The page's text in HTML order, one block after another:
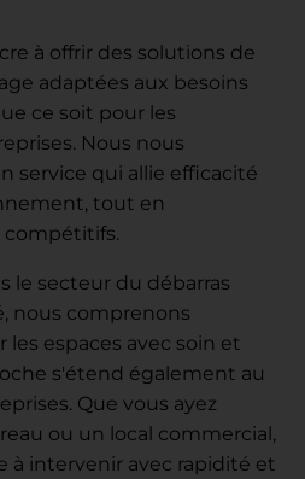
à offrir des solutions de
adaptées aux besoins
ce soit pour les
Nous nous
service qui allie efficacité
tout en
compétitifs.
le secteur du débarras
nous comprenons
les espaces avec soin et
s'étend également au
Que vous ayez
ou un local commercial,
à intervenir avec rapidité et